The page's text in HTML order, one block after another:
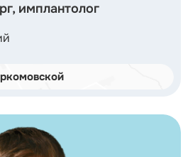
имплантолог